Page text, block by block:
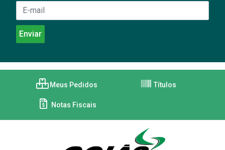
Meus Pedidos Títulos
Notas Fiscais